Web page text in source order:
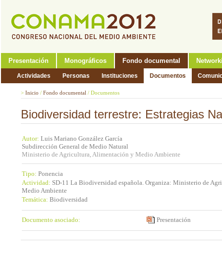
Presentación Monográficos Fondo documental
Actividades Personas Instituciones Documentos
> Inicio / Fondo documental / Documentos
Biodiversidad terrestre: Estrategias
Autor: Luis Mariano González García
Subdirección General de Medio Natural
Ministerio de Agricultura, Alimentación y Medio Ambiente
Tipo: Ponencia
Actividad: SD-11 La Biodiversidad española. Organiza: Ministerio de
Medio Ambiente
Temática: Biodiversidad
Documento asociado: Presentación